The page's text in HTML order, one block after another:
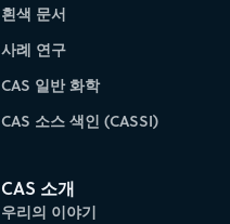
흰색 문서
사례 연구
CAS 일반 화학
CAS 소스 색인 (CASSI)
CAS 소개
우리의 이야기